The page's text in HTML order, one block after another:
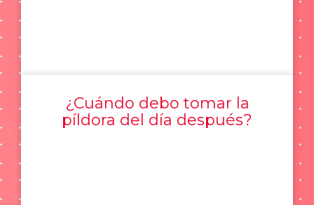
¿Cuándo debo tomar la
píldora del día después?